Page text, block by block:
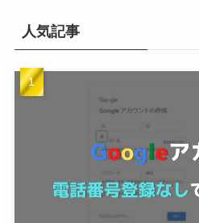
人気記事